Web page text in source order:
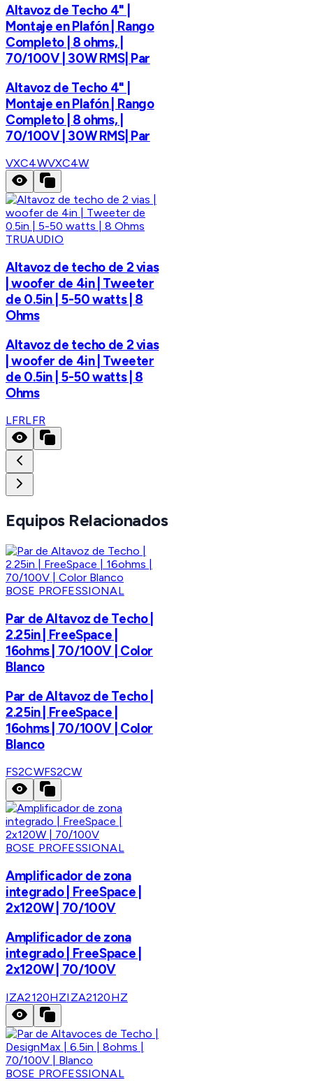
Altavoz de Techo 4" |
Montaje en Plafón | Rango
Completo | 8 ohms, |
70/100V | 30W RMS| Par
Altavoz de Techo 4" |
Montaje en Plafón | Rango
Completo | 8 ohms, |
70/100V | 30W RMS| Par
VXC4WVXC4W
TRUAUDIO
Altavoz de techo de 2 vias
| woofer de 4in | Tweeter
de 0.5in | 5-50 watts | 8
Ohms
Altavoz de techo de 2 vias
| woofer de 4in | Tweeter
de 0.5in | 5-50 watts | 8
Ohms
LFRLFR
Equipos Relacionados
BOSE PROFESSIONAL
Par de Altavoz de Techo |
2.25in | FreeSpace |
16ohms | 70/100V | Color
Blanco
Par de Altavoz de Techo |
2.25in | FreeSpace |
16ohms | 70/100V | Color
Blanco
FS2CWFS2CW
BOSE PROFESSIONAL
Amplificador de zona
integrado | FreeSpace |
2x120W | 70/100V
Amplificador de zona
integrado | FreeSpace |
2x120W | 70/100V
IZA2120HZIZA2120HZ
BOSE PROFESSIONAL